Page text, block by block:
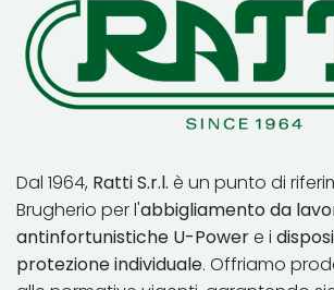
Dal 1964, Ratti S.r.l. è un punto di
Brugherio per l'abbigliamento da
antinfortunistiche U-Powere i
protezione individuale. Offriamo